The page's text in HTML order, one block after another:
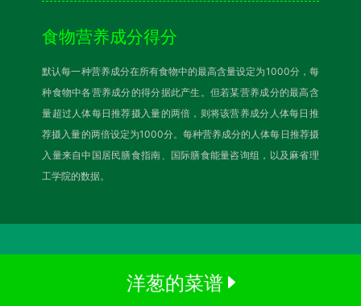
食物营养成分得分
默认每一种营养成分在所有食物中的最高含量设定为1000分，每
种食物中各营养成分的得分据此产生。但若某营养成分的最高含
量超过人体每日推荐摄入量的两倍，则将该营养成分人体每日推
荐摄入量的两倍设定为1000分。每种营养成分的人体每日推荐摄
入量来自中国居民膳食指南、国际膳食能量咨询组，以及麻省理
工学院的数据。
洋葱的菜谱